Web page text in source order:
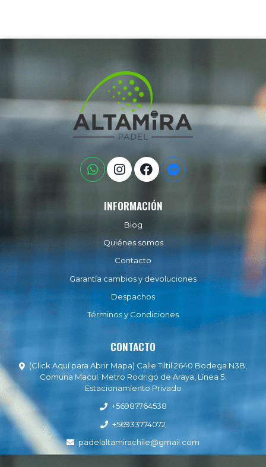
INFORMACIÓN
Blog
Quiénes somos
Contacto
Garantía cambios y devoluciones
Despachos
Términos y Condiciones
CONTACTO
(Click Aquí para Abrir Mapa) Calle Tiltil 2640 Bodega N3B,
Comuna Macul. Metro Rodrigo de Araya, Línea 5.
Estacionamiento Privado
+56987764538
+56933774072
padelaltamirachile@gmail.com